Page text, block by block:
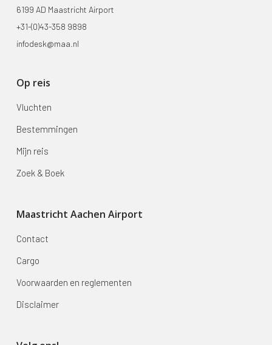
6199 AD Maastricht Airport
+31-(0)43-358 9898
infodesk@maa.nl
Op reis
Vluchten
Bestemmingen
Mijn reis
Zoek & Boek
Maastricht Aachen Airport
Contact
Cargo
Voorwaarden en reglementen
Disclaimer